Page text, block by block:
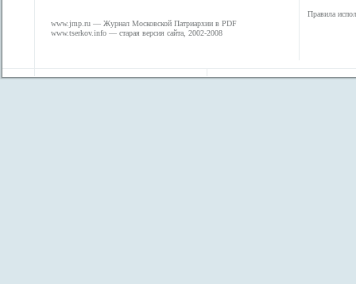
www.jmp.ru — Журнал Московской Патриархии в PDF
www.tserkov.info — старая версия сайта, 2002-2008
Правила